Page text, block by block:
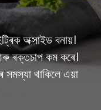
অক্সাইড বনায়।
ৰক্তচাপ কম কৰে।
সমস্যা থাকিলে এয়া